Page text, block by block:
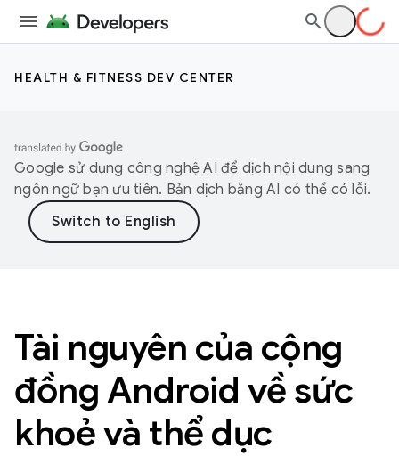
HEALTH & FITNESS DEV CENTER
Google sử dụng công nghệ AI để dịch nội dung sang
ngôn ngữ bạn ưu tiên. Bản dịch bằng AI có thể có lỗi.
Tài nguyên của cộng
đồng Android về sức
khoẻ và thể dục